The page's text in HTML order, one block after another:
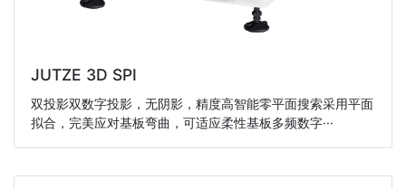
JUTZE 3D SPI
双投影双数字投影，无阴影，精度高智能零平面搜索采用平面
拟合，完美应对基板弯曲，可适应柔性基板多频数字···